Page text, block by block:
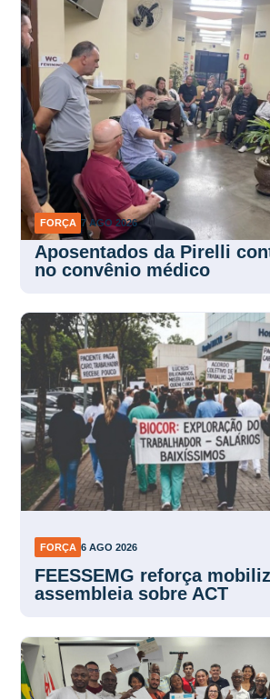
FORÇA 7 AGO 2026
Aposentados da Pirelli
no convênio médico
FORÇA 6 AGO 2026
FEESSEMG reforça
assembleia sobre ACT